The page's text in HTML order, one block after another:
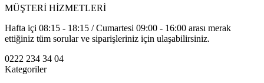
MÜŞTERİ HİZMETLERİ
Hafta içi 08:15 - 18:15 / Cumartesi 09:00 - 16:00 arası merak
ettiğiniz tüm sorular ve siparişleriniz için ulaşabilirsiniz.
0222 234 34 04
Kategoriler